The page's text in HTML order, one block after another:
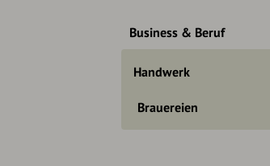
Business & Beruf
Handwerk
Brauereien